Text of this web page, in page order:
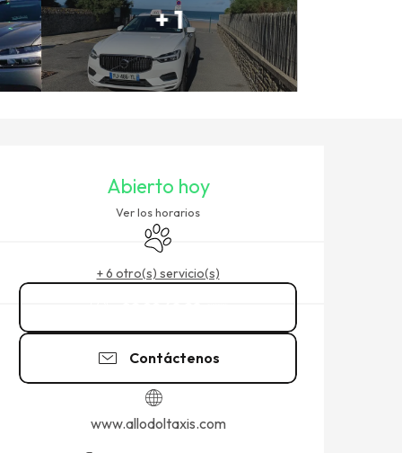
+ 1
Abierto hoy
Ver los horarios
Se aceptan animales
+ 6 otro(s) servicio(s)
Contáctenos
www.allodoltaxis.com